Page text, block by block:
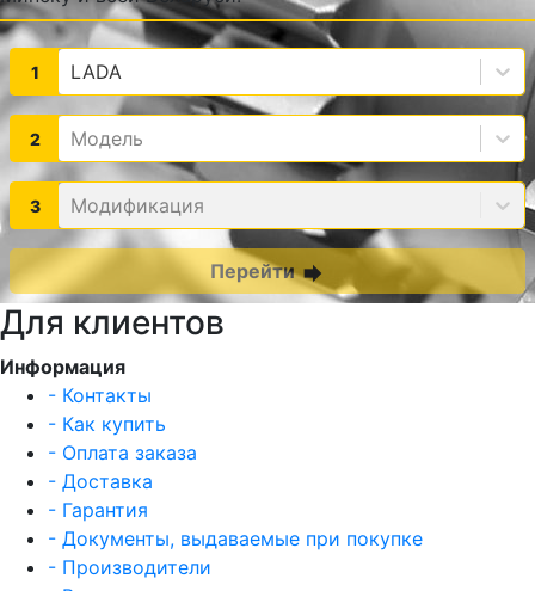
1 LADA
2 Модель
3 Модификация
Перейтиforward
Для клиентов
Информация
- Контакты
- Как купить
- Оплата заказа
- Доставка
- Гарантия
- Документы, выдаваемые при покупке
- Производители